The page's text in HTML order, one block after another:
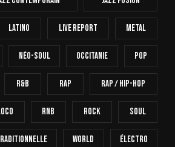
Latino Live Report Metal
Néo-Soul Occitanie Pop
R&B Rap Rap / Hip-Hop
RnB Rock Soul
World Électro